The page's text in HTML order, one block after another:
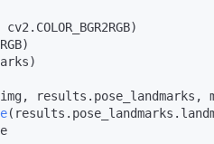
cv2. COLOR_BGR2RGB)
)
results. pose_landmarks ,
(results. pose_landmarks .
Happy 系列大模型